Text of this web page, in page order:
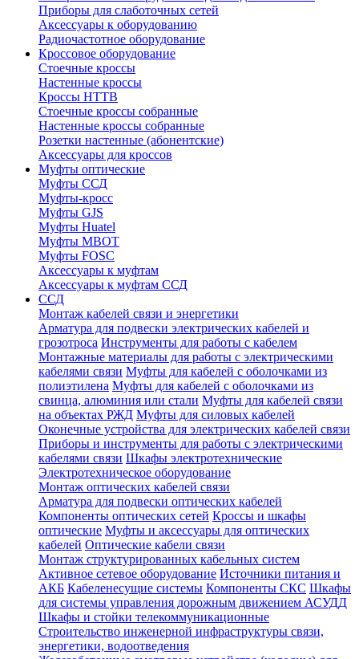
Приборы для слаботочных сетей
Аксессуары к оборудованию
Радиочастотное оборудование
Кроссовое оборудование
Стоечные кроссы
Настенные кроссы
Кроссы HTTB
Стоечные кроссы собранные
Настенные кроссы собранные
Розетки настенные (абонентские)
Аксессуары для кроссов
Муфты оптические
Муфты ССД
Муфты-кросс
Муфты GJS
Муфты Huatel
Муфты МВОТ
Муфты FOSC
Аксессуары к муфтам
Аксессуары к муфтам ССД
ССД
Монтаж кабелей связи и энергетики
Арматура для подвески электрических кабелей и
грозотроса Инструменты для работы с кабелем
Монтажные материалы для работы с электрическими
кабелями связи Муфты для кабелей с оболочками из
полиэтилена Муфты для кабелей с оболочками из
свинца, алюминия или стали Муфты для кабелей связи
на объектах РЖД Муфты для силовых кабелей
Оконечные устройства для электрических кабелей связи
Приборы и инструменты для работы с электрическими
кабелями связи Шкафы электротехнические
Электротехническое оборудование
Монтаж оптических кабелей связи
Арматура для подвески оптических кабелей
Компоненты оптических сетей Кроссы и шкафы
оптические Муфты и аксессуары для оптических
кабелей Оптические кабели связи
Монтаж структурированных кабельных систем
Активное сетевое оборудование Источники питания и
АКБ Кабеленесущие системы Компоненты СКС Шкафы
для системы управления дорожным движением АСУДД
Шкафы и стойки телекоммуникационные
Строительство инженерной инфраструктуры связи,
энергетики, водоотведения